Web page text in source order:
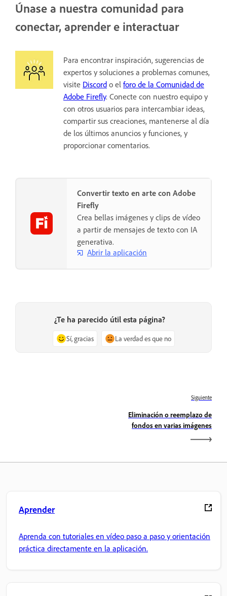
Únase a nuestra comunidad para
conectar, aprender e interactuar
Para encontrar inspiración, sugerencias de
expertos y soluciones a problemas comunes,
visite Discord o el foro de la Comunidad de
Adobe Firefly. Conecte con nuestro equipo y
con otros usuarios para intercambiar ideas,
compartir sus creaciones, mantenerse al día
de los últimos anuncios y funciones, y
proporcionar comentarios.
Convertir texto en arte con Adobe
Firefly
Crea bellas imágenes y clips de vídeo
a partir de mensajes de texto con IA
generativa.
Abrir la aplicación
¿Te ha parecido útil esta página?
Sí, gracias La verdad es que no
Siguiente
Eliminación o reemplazo de
fondos en varias imágenes
Aprender
Aprenda con tutoriales en vídeo paso a paso y orientación
práctica directamente en la aplicación.